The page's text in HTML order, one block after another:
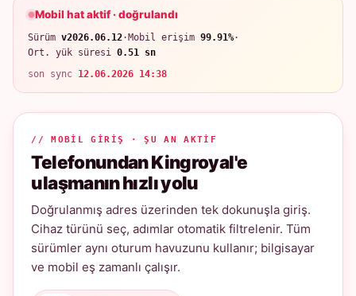
Mobil hat aktif · doğrulandı
Sürüm v2026.06.12·Mobil erişim 99.91%·
Ort. yük süresi 0.51 sn
son sync 12.06.2026 14:38
// MOBIL GIRIŞ · ŞU AN AKTIF
Telefonundan Kingroyal'e
ulaşmanın hızlı yolu
Doğrulanmış adres üzerinden tek dokunuşla giriş.
Cihaz türünü seç, adımlar otomatik filtrelenir. Tüm
sürümler aynı oturum havuzunu kullanır; bilgisayar
ve mobil eş zamanlı çalışır.